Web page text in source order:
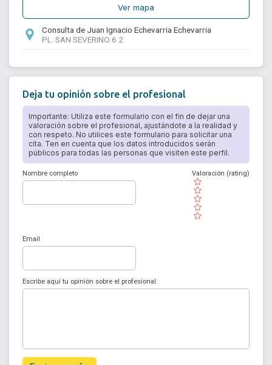
Ver mapa
Consulta de Juan Ignacio Echevarria Echevarria
PL. SAN SEVERINO 6 2
Deja tu opinión sobre el profesional
Importante: Utiliza este formulario con el fin de dejar una
valoración sobre el profesional, ajustándote a la realidad y
con respeto. No utilices este formulario para solicitar una
cita. Ten en cuenta que los datos introducidos serán
públicos para todas las personas que visiten este perfil.
Nombre completo
( )
( )
( )
( )
( )
Valoración (rating)
Email
Escribe aquí tu opinión sobre el profesional: